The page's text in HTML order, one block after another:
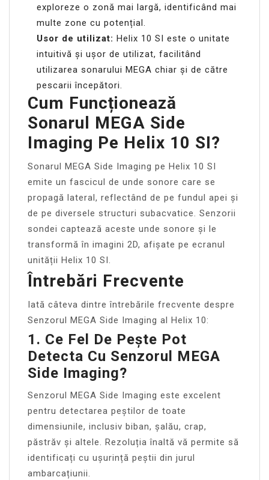
exploreze o zonă mai largă, identificând mai
multe zone cu potențial.
Usor de utilizat: Helix 10 SI este o unitate
intuitivă și ușor de utilizat, facilitând
utilizarea sonarului MEGA chiar și de către
pescarii începători.
Cum Funcționează
Sonarul MEGA Side
Imaging Pe Helix 10 SI?
Sonarul MEGA Side Imaging pe Helix 10 SI
emite un fascicul de unde sonore care se
propagă lateral, reflectând de pe fundul apei și
de pe diversele structuri subacvatice. Senzorii
sondei captează aceste unde sonore și le
transformă în imagini 2D, afișate pe ecranul
unității Helix 10 SI.
Întrebări Frecvente
Iată câteva dintre întrebările frecvente despre
Senzorul MEGA Side Imaging al Helix 10:
1. Ce Fel De Pește Pot
Detecta Cu Senzorul MEGA
Side Imaging?
Senzorul MEGA Side Imaging este excelent
pentru detectarea peștilor de toate
dimensiunile, inclusiv biban, șalău, crap,
păstrăv și altele. Rezoluția înaltă vă permite să
identificați cu ușurință peștii din jurul
ambarcațiunii.